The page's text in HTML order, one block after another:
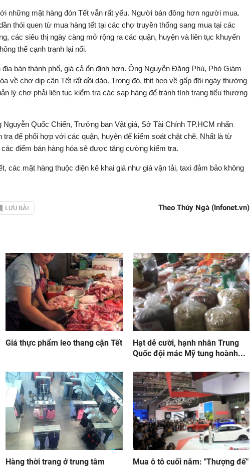
những mặt hàng đón Tết vẫn rất yếu. Người bán đông hơn người mua.
thói quen từ mua hàng tết tại các chợ truyền thống sang mua tại các
các siêu thị ngày càng mở rộng ra các quận, huyện và liên tục khuyến
thể cạnh tranh lại nổi.
bàn thành phố, giá cả ổn định hơn. Ông Nguyễn Đăng Phú, Phó Giám
về chợ dịp cận Tết rất dồi dào. Trong đó, thịt heo về gấp đôi ngày thường
lý chợ phải liên tục kiểm tra các sạp hàng để tránh tình trạng tiểu thương
Quốc Chiến, Trưởng ban Vật giá, Sở Tài Chính TP.HCM nhấn
tra để phối hợp với các quận, huyện để kiểm soát chặt chẽ. Nhất là từ
điểm bán hàng hóa sẽ được tăng cường kiểm tra.
các mặt hàng thuộc diện kê khai giá như giá vận tải, taxi đảm bảo không
LƯU BÀI Theo Thúy Ngà (Infonet.vn)
Giá thực phẩm leo thang cận Tết
Hạt dẻ cười, hạnh nhân Trung
Quốc đội mác Mỹ tung hoành...
Hàng thời trang ở trung tâm
Mua ô tô cuối năm: "Thượng đế"